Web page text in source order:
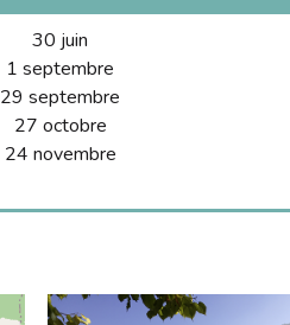
30 juin
1 septembre
29 septembre
27 octobre
24 novembre